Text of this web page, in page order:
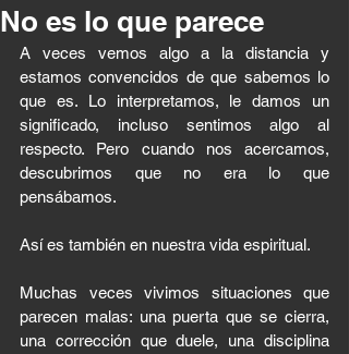
No es lo que parece
A veces vemos algo a la distancia y
estamos convencidos de que sabemos lo
que es. Lo interpretamos, le damos un
significado, incluso sentimos algo al
respecto. Pero cuando nos acercamos,
descubrimos que no era lo que
pensábamos.
Así es también en nuestra vida espiritual.
Muchas veces vivimos situaciones que
parecen malas: una puerta que se cierra,
una corrección que duele, una disciplina